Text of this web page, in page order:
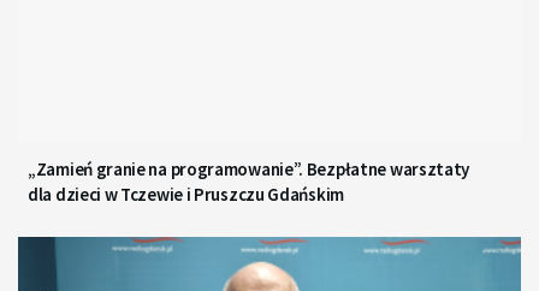
„Zamień granie na programowanie”. Bezpłatne warsztaty
dla dzieci w Tczewie i Pruszczu Gdańskim